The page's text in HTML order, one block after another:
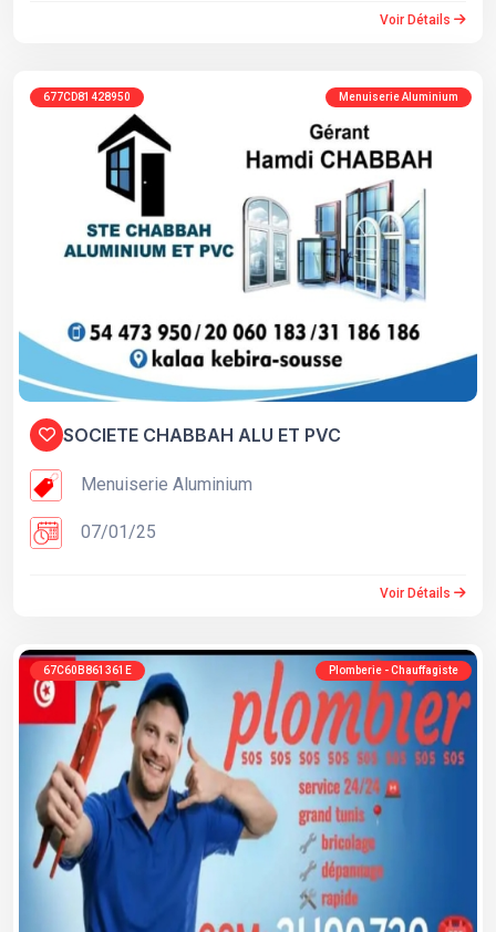
Voir Détails
677CD81428950 Menuiserie Aluminium
SOCIETE CHABBAH ALU ET PVC
Menuiserie Aluminium
07/01/25
Voir Détails
67C60B861361E Plomberie - Chauffagiste